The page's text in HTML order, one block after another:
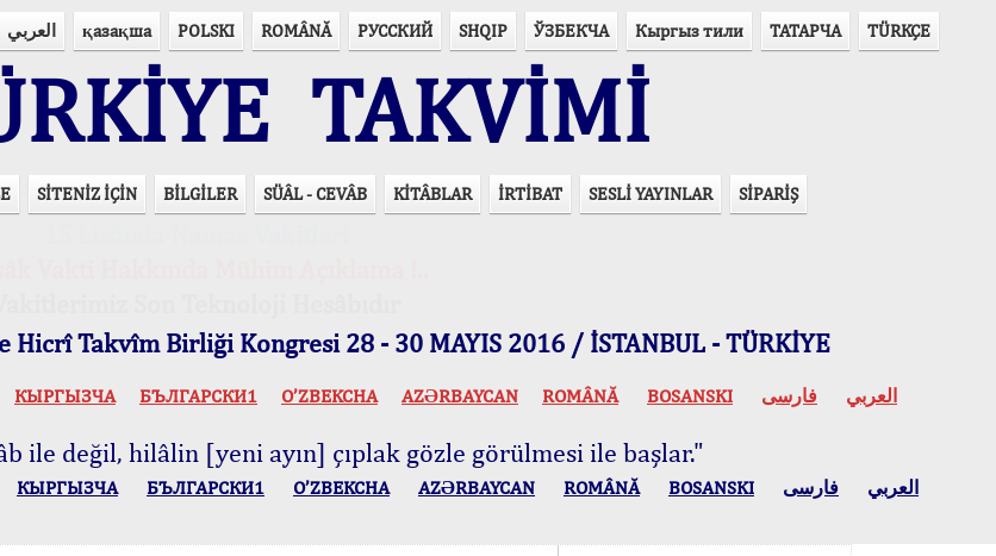
العربي қазақша POLSKI ROMÂNĂ РУССКИЙ SHQIP ЎЗБЕКЧА Кыргыз тили ТАТАРЧА TÜRKÇE
TAKVİMİ
SİTENİZ İÇİN BİLGİLER SÜÂL - CEVÂB KİTÂBLAR İRTİBAT SESLİ YAYINLAR SİPARİŞ
Hicrî Takvîm Birliği Kongresi 28 - 30 MAYIS 2016 / İSTANBUL - TÜRKİYE
КЫPГЫЗЧA БЪЛГАРСКИ1 O’ZBEKCHA AZӘRBAYCAN ROMÂNĂ BOSANSKI العربي فارسی
ile değil, hilâlin [yeni ayın] çıplak gözle görülmesi ile başlar."
КЫPГЫЗЧA БЪЛГАРСКИ1 O’ZBEKCHA AZӘRBAYCAN ROMÂNĂ BOSANSKI العربي فارسی